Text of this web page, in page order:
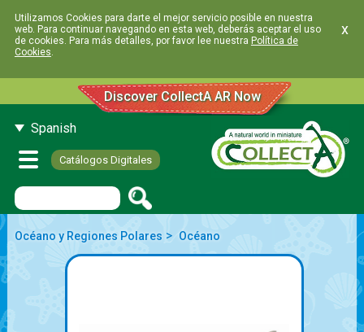
Utilizamos Cookies para darte el mejor servicio posible en nuestra
web. Para continuar navegando en esta web, deberás aceptar el uso
de cookies. Para más detalles, por favor lee nuestra Política de
Cookies.
x
Discover CollectA AR Now
Spanish
Catálogos Digitales
Océano y Regiones Polares > Océano